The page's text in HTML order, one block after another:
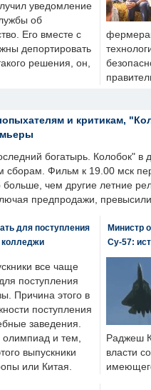
уведомление
об
Его вместе с
депортировать
решения, он,
и критикам,
богатырь. Колобок" в
сборам. Фильм к 19.00 мск
больше, чем другие летние
предпродажи,
для поступления
колледжи
все чаще
поступления
Причина этого в
поступления
заведения.
олимпиад и тем,
выпускники
или Китая.
Министр
Су-57:
Раджеш
власти